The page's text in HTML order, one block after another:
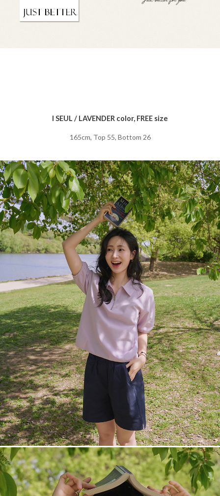
I SEUL / LAVENDER color, FREE size
165cm, Top 55, Bottom 26